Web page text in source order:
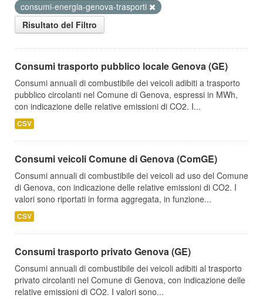
consumi-energia-genova-trasporti
Risultato del Filtro
Consumi trasporto pubblico locale Genova (GE)
Consumi annuali di combustibile dei veicoli adibiti a trasporto
pubblico circolanti nel Comune di Genova, espressi in MWh,
con indicazione delle relative emissioni di CO2. I...
CSV
Consumi veicoli Comune di Genova (ComGE)
Consumi annuali di combustibile dei veicoli ad uso del Comune
di Genova, con indicazione delle relative emissioni di CO2. I
valori sono riportati in forma aggregata, in funzione...
CSV
Consumi trasporto privato Genova (GE)
Consumi annuali di combustibile dei veicoli adibiti al trasporto
privato circolanti nel Comune di Genova, con indicazione delle
relative emissioni di CO2. I valori sono...